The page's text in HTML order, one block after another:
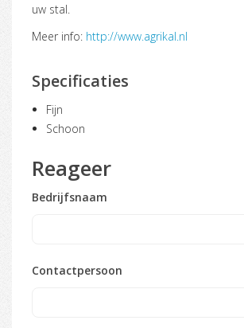
uw stal.
Meer info: http://www.agrikal.nl
Specificaties
Fijn
Schoon
Reageer
Bedrijfsnaam
Contactpersoon